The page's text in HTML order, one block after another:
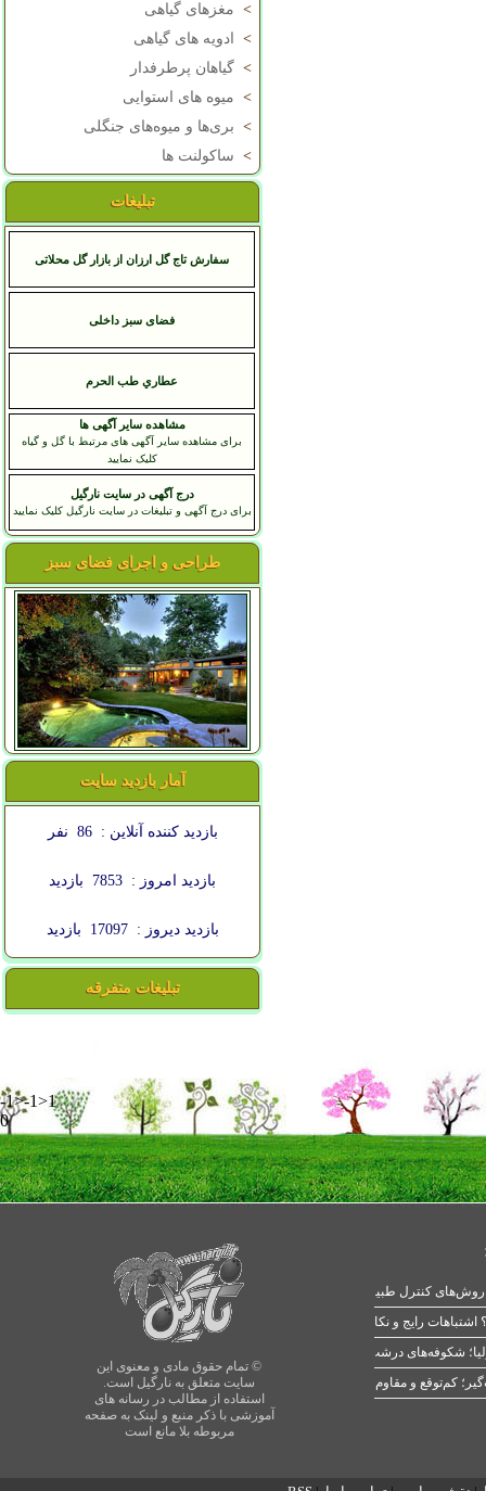
> مغزهای گیاهی
>
ادویه های گیاهی
> گیاهان پرطرفدار
> میوه های استوایی
> بری‌ها و میوه‌های جنگلی
> ساکولنت ها
تبلیغات
سفارش تاج گل ارزان از بازار گل محلاتی
فضای سبز داخلی
عطاري طب الحرم
مشاهده سایر آگهی ها
برای مشاهده سایر آگهی های مرتبط با گل و گیاه
کلیک نمایید
درج آگهی در سایت نارگیل
برای درج آگهی و تبلیغات در سایت نارگیل کلیک نمایید
طراحی و اجرای فضای سبز
آمار بازدید سایت
بازدید کننده آنلاین : 86 نفر
بازدید امروز : 7853 بازدید
بازدید دیروز : 17097 بازدید
تبلیغات متفرقه
-1>-1>1
0
© تمام حقوق مادی و معنوی این
سایت متعلق به نارگیل است.
استفاده از مطالب در رسانه های
آموزشی با ذکر منبع و لینک به صفحه
مربوطه بلا مانع است
رایج و نکات طلایی
شکوفه‌های درشت در بهار